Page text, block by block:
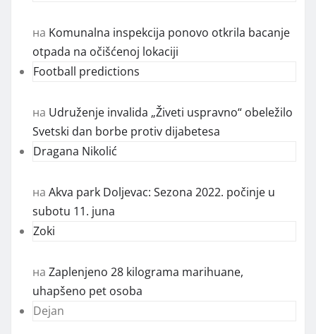
на Komunalna inspekcija ponovo otkrila bacanje
otpada na očišćenoj lokaciji
Football predictions
на Udruženje invalida „Živeti uspravno“ obeležilo
Svetski dan borbe protiv dijabetesa
Dragana Nikolić
на Akva park Doljevac: Sezona 2022. počinje u
subotu 11. juna
Zoki
на Zaplenjeno 28 kilograma marihuane,
uhapšeno pet osoba
Dejan